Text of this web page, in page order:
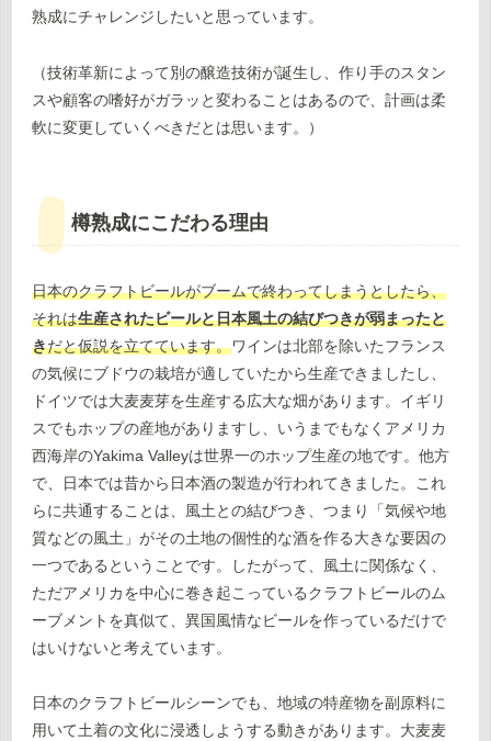
熟成にチャレンジしたいと思っています。
（技術革新によって別の醸造技術が誕生し、作り手のスタン
スや顧客の嗜好がガラッと変わることはあるので、計画は柔
軟に変更していくべきだとは思います。）
樽熟成にこだわる理由
日本のクラフトビールがブームで終わってしまうとしたら、
それは生産されたビールと日本風土の結びつきが弱まったと
きだと仮説を立てています。ワインは北部を除いたフランス
の気候にブドウの栽培が適していたから生産できましたし、
ドイツでは大麦麦芽を生産する広大な畑があります。イギリ
スでもホップの産地がありますし、いうまでもなくアメリカ
西海岸のYakima Valleyは世界一のホップ生産の地です。他方
で、日本では昔から日本酒の製造が行われてきました。これ
らに共通することは、風土との結びつき、つまり「気候や地
質などの風土」がその土地の個性的な酒を作る大きな要因の
一つであるということです。したがって、風土に関係なく、
ただアメリカを中心に巻き起こっているクラフトビールのム
ーブメントを真似て、異国風情なビールを作っているだけで
はいけないと考えています。
日本のクラフトビールシーンでも、地域の特産物を副原料に
用いて土着の文化に浸透しようする動きがあります。大麦麦